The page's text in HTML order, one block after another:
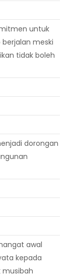
untuk
meski
tidak boleh
dorongan
awal
kepada